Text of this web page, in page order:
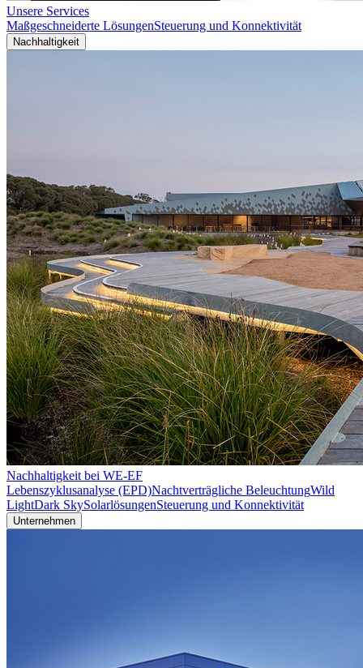
Unsere Services
Maßgeschneiderte LösungenSteuerung und Konnektivität
Nachhaltigkeit
Nachhaltigkeit bei WE-EF
Lebenszyklusanalyse (EPD)Nachtverträgliche BeleuchtungWild
LightDark SkySolarlösungenSteuerung und Konnektivität
Unternehmen